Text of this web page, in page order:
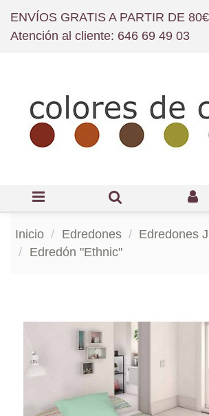
ENVÍOS GRATIS A PARTIR DE 80€
Atención al cliente: 646 69 49 03
Inicio Edredones
Edredones
Edredón "Ethnic"